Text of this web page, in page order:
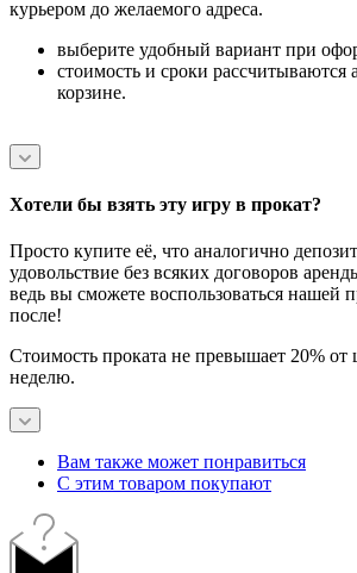
курьером до желаемого адреса.
выберите удобный вариант при
стоимость и сроки рассчитываются
корзине.
Хотели бы взять эту игру в прокат?
Просто купите её, что аналогично
удовольствие без всяких договоров
ведь вы сможете воспользоваться нашей
после!
Стоимость проката не превышает 20% от
неделю.
Вам также может понравиться
С этим товаром покупают